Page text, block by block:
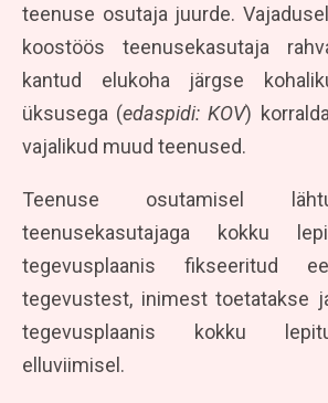
teenuse osutaja juurde.
koostöös teenusekasutaja
kantud elukoha järgse
üksusega (edaspidi: KOV)
vajalikud muud teenused.
Teenuse osutamisel
teenusekasutajaga kokku
tegevusplaanis fikseeritud
tegevustest, inimest toetatakse
tegevusplaanis kokku
elluviimisel.